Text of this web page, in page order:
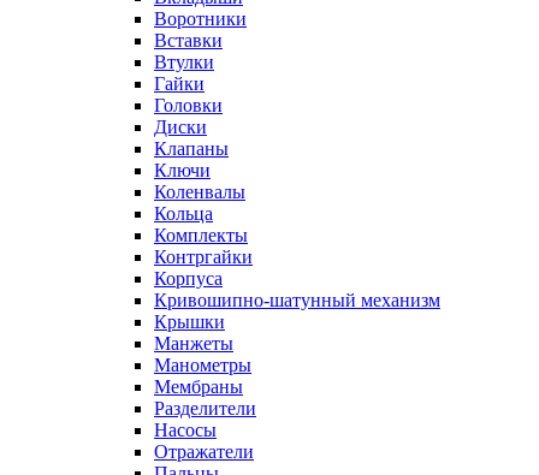
Воротники
Вставки
Втулки
Гайки
Головки
Диски
Клапаны
Ключи
Коленвалы
Кольца
Комплекты
Контргайки
Корпуса
Кривошипно-шатунный механизм
Крышки
Манжеты
Манометры
Мембраны
Разделители
Насосы
Отражатели